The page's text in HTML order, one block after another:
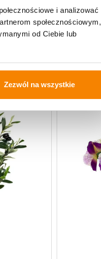
i analizować
społecznościowym,
od Ciebie lub
Zezwól na wszystkie